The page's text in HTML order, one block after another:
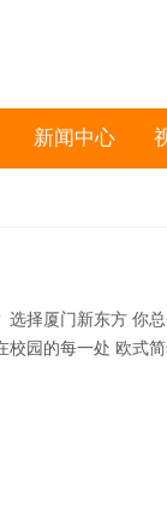
新闻中心
选择厦门新东方 你
校园的每一处 欧式